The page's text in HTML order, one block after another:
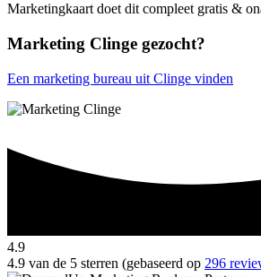
Marketingkaart doet dit compleet gratis &
Marketing Clinge gezocht?
Een marketing bureau uit Clinge vinden
4.9
4.9 van de 5 sterren (gebaseerd op 296